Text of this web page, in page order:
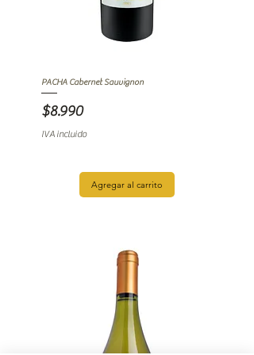
PACHA Cabernet Sauvignon
Precio
$8.990
IVA incluido
Agregar al carrito